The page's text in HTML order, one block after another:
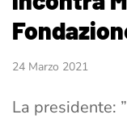
24 Marzo 2021
La presidente: